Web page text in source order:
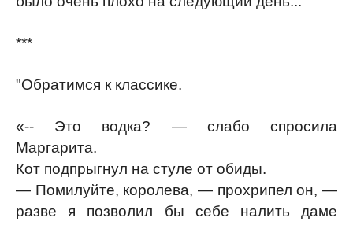
***
"Обратимся к классике.
«-- Это водка? — слабо спросила
Маргарита.
Кот подпрыгнул на стуле от обиды.
— Помилуйте, королева, — прохрипел он, —
разве я позволил бы себе налить даме